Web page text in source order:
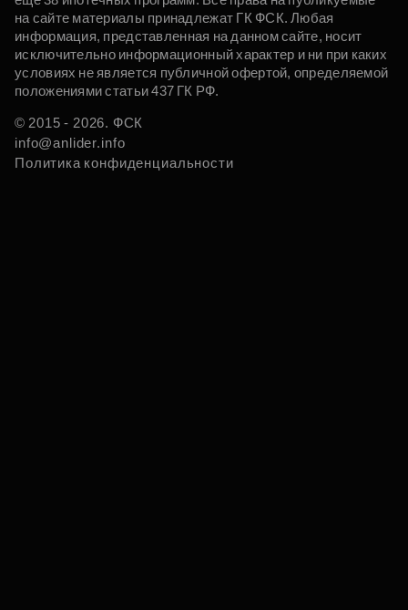
на сайте материалы принадлежат ГК ФСК. Любая
информация, представленная на данном сайте, носит
исключительно информационный характер и ни при каких
условиях не является публичной офертой, определяемой
положениями статьи 437 ГК РФ.
© 2015 - 2026. ФСК
info@anlider.info
Политика конфиденциальности